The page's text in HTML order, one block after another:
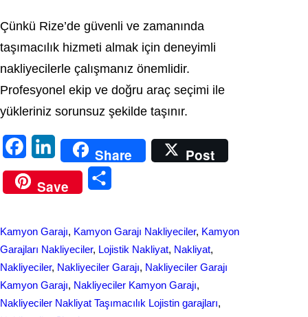
Çünkü Rize’de güvenli ve zamanında
taşımacılık hizmeti almak için deneyimli
nakliyecilerle çalışmanız önemlidir.
Profesyonel ekip ve doğru araç seçimi ile
yükleriniz sorunsuz şekilde taşınır.
a
c
o
o
k
i
n
d
I
n
Share
Post
Save
r
e
Kamyon Garajı, Kamyon Garajı Nakliyeciler, Kamyon
Garajları Nakliyeciler, Lojistik Nakliyat, Nakliyat
Nakliyeciler, Nakliyeciler Garajı, Nakliyeciler Garajı
Kamyon Garajı, Nakliyeciler Kamyon Garajı
Nakliyeciler Nakliyat Taşımacılık Lojistin garajları